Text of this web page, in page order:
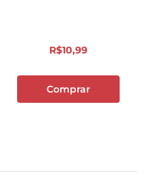
R$10,99
Comprar